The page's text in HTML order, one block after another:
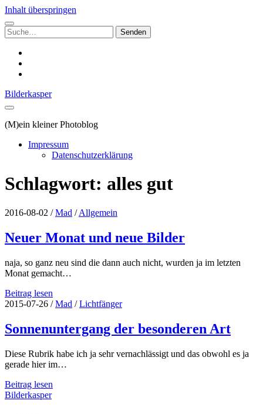
Inhalt überspringen
Suchen
nach:
Bilderkasper
(M)ein kleiner Photoblog
Impressum
Datenschutzerklärung
Schlagwort: alles gut
2016-08-02 /Mad /Allgemein
Neuer Monat und neue Bilder
naja, so ganz neu sind die dann auch nicht, wurden ja im letzten
Monat gemacht…
Beitrag lesen
Monat
neue
Bilder
2015-07-26 /Mad /Lichtfänger
Sonnenuntergang der besonderen Art
Diese Rubrik habe ich ja sehr vernachlässigt und das obwohl es ja
gerade hier im…
Beitrag lesen
Bilderkasper